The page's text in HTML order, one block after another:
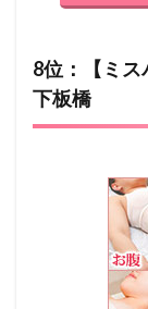
8位：【ミス
下板橋